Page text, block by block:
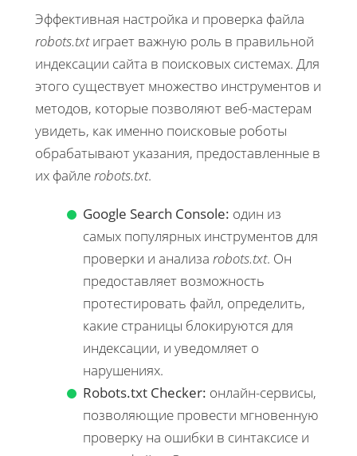
Эффективная настройка и проверка файла
robots.txtиграет важную роль в правильной
индексации сайта в поисковых системах. Для
этого существует множество инструментов и
методов, которые позволяют веб-мастерам
увидеть, как именно поисковые роботы
обрабатывают указания, предоставленные в
их файлеrobots.txt.
Google Search Console: один из
самых популярных инструментов для
проверки и анализа robots.txt. Он
предоставляет возможность
протестировать файл, определить,
какие страницы блокируются для
индексации, и уведомляет о
нарушениях.
Robots.txt Checker: онлайн-сервисы,
позволяющие провести мгновенную
проверку на ошибки в синтаксисе и